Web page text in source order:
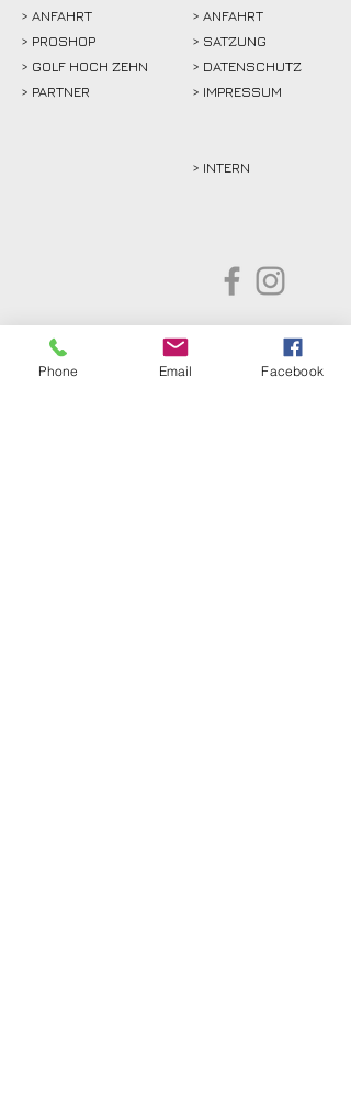
> ANFAHRT
> PROSHOP
> GOLF HOCH ZEHN
> PARTNER
> ANFAHRT
> SATZUNG
> DATENSCHUTZ
> IMPRESSUM
> INTERN
Golfclub Schwarze Heide
Phone Email Facebook